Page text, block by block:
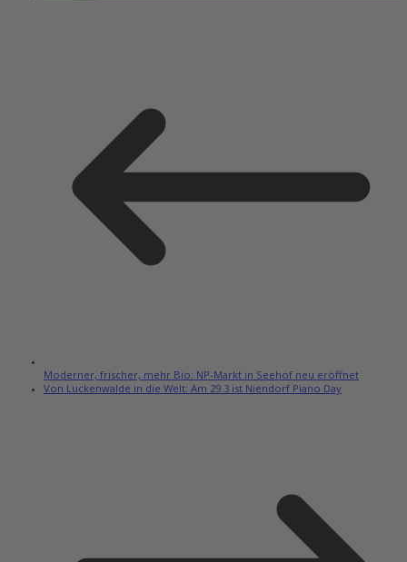
Moderner, frischer, mehr Bio: NP-Markt in Seehof neu eröffnet
Von Luckenwalde in die Welt: Am 29.3 ist Niendorf Piano Day